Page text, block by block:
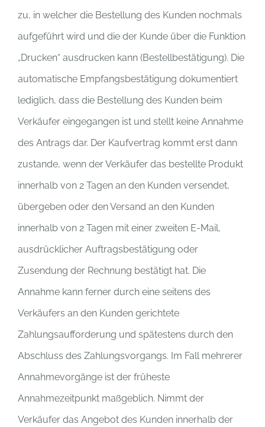
zu, in welcher die Bestellung des Kunden nochmals
aufgeführt wird und die der Kunde über die Funktion
„Drucken“ ausdrucken kann (Bestellbestätigung). Die
automatische Empfangsbestätigung dokumentiert
lediglich, dass die Bestellung des Kunden beim
Verkäufer eingegangen ist und stellt keine Annahme
des Antrags dar. Der Kaufvertrag kommt erst dann
zustande, wenn der Verkäufer das bestellte Produkt
innerhalb von 2 Tagen an den Kunden versendet,
übergeben oder den Versand an den Kunden
innerhalb von 2 Tagen mit einer zweiten E-Mail,
ausdrücklicher Auftragsbestätigung oder
Zusendung der Rechnung bestätigt hat. Die
Annahme kann ferner durch eine seitens des
Verkäufers an den Kunden gerichtete
Zahlungsaufforderung und spätestens durch den
Abschluss des Zahlungsvorgangs. Im Fall mehrerer
Annahmevorgänge ist der früheste
Annahmezeitpunkt maßgeblich. Nimmt der
Verkäufer das Angebot des Kunden innerhalb der